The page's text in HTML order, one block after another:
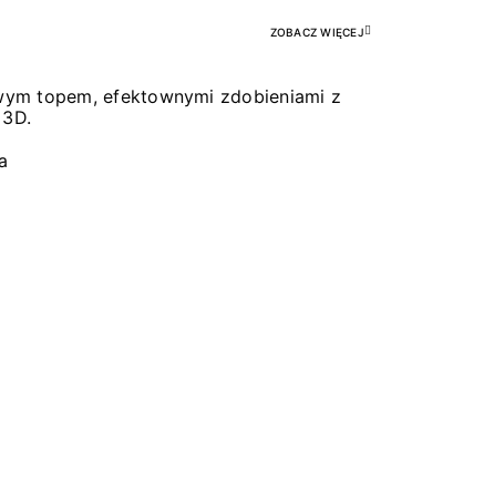
ZOBACZ WIĘCEJ
topem, efektownymi zdobieniami z